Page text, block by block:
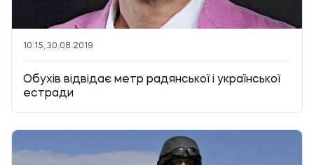
10:15, 30.08.2019
Обухів відвідає метр радянської і української
естради